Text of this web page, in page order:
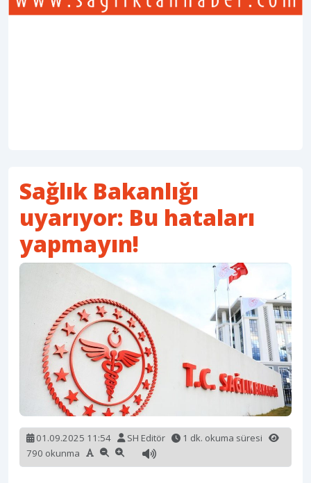
Sağlık Bakanlığı
uyarıyor: Bu hataları
yapmayın!
01.09.2025 11:54 SH Editör
1 dk. okuma süresi
790 okunma